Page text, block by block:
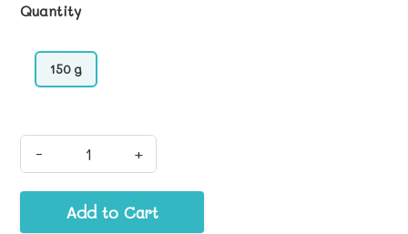
Quantity
150 g
- +
Add to Cart